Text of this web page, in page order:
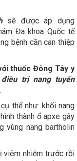
sẽ được áp dụng
Đa khoa Quốc tế
bệnh cần can thiệp
thuốc Đông Tây y
điều trị nang tuyến
thể như: khối nang
thành ổ apxe gây
vùng nang bartholin
viêm nhiễm trước rồi